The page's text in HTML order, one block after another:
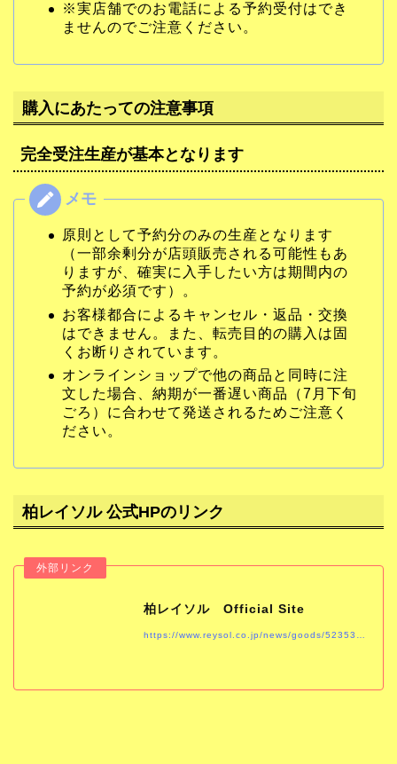
※実店舗でのお電話による予約受付はでき
ませんのでご注意ください。
購入にあたっての注意事項
完全受注生産が基本となります
原則として予約分のみの生産となります
（一部余剰分が店頭販売される可能性もあ
りますが、確実に入手したい方は期間内の
予約が必須です）。
お客様都合によるキャンセル・返品・交換
はできません。また、転売目的の購入は固
くお断りされています。
オンラインショップで他の商品と同時に注
文した場合、納期が一番遅い商品（7月下旬
ごろ）に合わせて発送されるためご注意く
ださい。
柏レイソル 公式HPのリンク
柏レイソル Official Site
https://www.reysol.co.jp/news/goods/523531no.html